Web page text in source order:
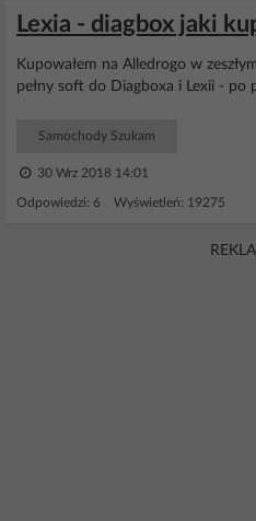
Lexia - diagbox jaki
Kupowałem na Alledrogo w
pełny soft do Diagboxa i Lexii - po
Samochody Szukam
30 Wrz 2018 14:01
Odpowiedzi: 6 Wyświetleń: 19275